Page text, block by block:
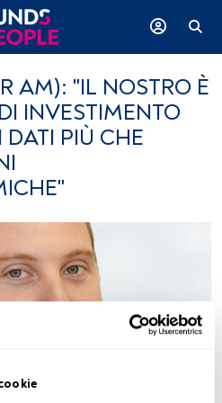
AM): "IL NOSTRO È
INVESTIMENTO
DATI PIÙ CHE